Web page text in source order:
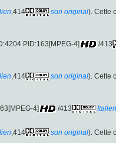
,414 son original). Cette
PID:163[MPEG-4] /413
,414 son original). Cette
4] /413 Italien
,414 son original). Cette